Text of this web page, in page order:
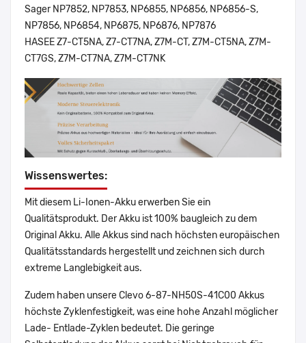
Sager NP7852, NP7853, NP6855, NP6856, NP6856-S,
NP7856, NP6854, NP6875, NP6876, NP7876
HASEE Z7-CT5NA, Z7-CT7NA, Z7M-CT, Z7M-CT5NA, Z7M-
CT7GS, Z7M-CT7NA, Z7M-CT7NK
Wissenswertes:
Mit diesem Li-Ionen-Akku erwerben Sie ein
Qualitätsprodukt. Der Akku ist 100% baugleich zu dem
Original Akku. Alle Akkus sind nach höchsten europäischen
Qualitätsstandards hergestellt und zeichnen sich durch
extreme Langlebigkeit aus.
Zudem haben unsere Clevo 6-87-NH50S-41C00 Akkus
höchste Zyklenfestigkeit, was eine hohe Anzahl möglicher
Lade- Entlade-Zyklen bedeutet. Die geringe